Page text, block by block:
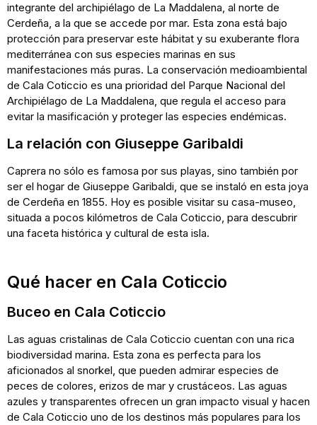
integrante del archipiélago de La Maddalena, al norte de
Cerdeña, a la que se accede por mar. Esta zona está bajo
protección para preservar este hábitat y su exuberante flora
mediterránea con sus especies marinas en sus
manifestaciones más puras. La conservación medioambiental
de Cala Coticcio es una prioridad del Parque Nacional del
Archipiélago de La Maddalena, que regula el acceso para
evitar la masificación y proteger las especies endémicas.
La relación con Giuseppe Garibaldi
Caprera no sólo es famosa por sus playas, sino también por
ser el hogar de Giuseppe Garibaldi, que se instaló en esta joya
de Cerdeña en 1855. Hoy es posible visitar su casa-museo,
situada a pocos kilómetros de Cala Coticcio, para descubrir
una faceta histórica y cultural de esta isla.
Qué hacer en Cala Coticcio
Buceo en Cala Coticcio
Las aguas cristalinas de Cala Coticcio cuentan con una rica
biodiversidad marina. Esta zona es perfecta para los
aficionados al snorkel, que pueden admirar especies de
peces de colores, erizos de mar y crustáceos. Las aguas
azules y transparentes ofrecen un gran impacto visual y hacen
de Cala Coticcio uno de los destinos más populares para los